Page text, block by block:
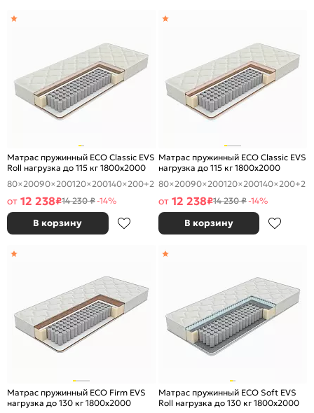
Матрас пружинный ECO Classic EVS
Roll нагрузка до 115 кг 1800x2000
80×20090×200120×200140×200+2
от 12 238₽14 230 ₽-14%
В корзину
Матрас пружинный ECO Classic EVS
нагрузка до 115 кг 1800x2000
80×20090×200120×200140×200+2
от 12 238₽14 230 ₽-14%
В корзину
Матрас пружинный ECO Firm EVS
нагрузка до 130 кг 1800x2000
Матрас пружинный ECO Soft EVS
Roll нагрузка до 130 кг 1800x2000